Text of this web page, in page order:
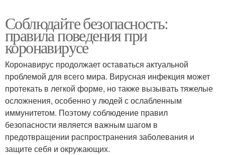
Соблюдайте безопасность:
правила поведения при
коронавирусе
Коронавирус продолжает оставаться актуальной
проблемой для всего мира. Вирусная инфекция может
протекать в легкой форме, но также вызывать тяжелые
осложнения, особенно у людей с ослабленным
иммунитетом. Поэтому соблюдение правил
безопасности является важным шагом в
предотвращении распространения заболевания и
защите себя и окружающих.